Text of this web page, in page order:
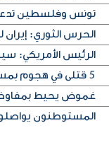
تونس وفلسطين
الحرس الثوري: إيران
الرئيس الأمريكي:
5 قتلى في هجوم بمسيّرات على منطقة صناعية قرب موسكو
غموض يحيط
المستوطنون